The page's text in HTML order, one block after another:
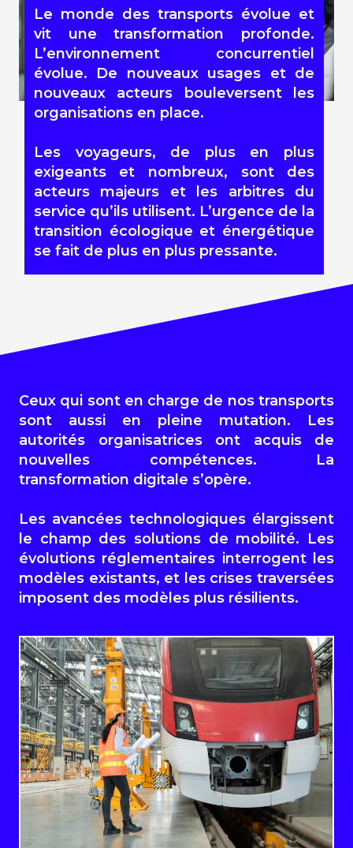
Le monde des transports évolue et
vit une transformation profonde.
L’environnement concurrentiel
évolue. De nouveaux usages et de
nouveaux acteurs bouleversent les
organisations en place.
Les voyageurs, de plus en plus
exigeants et nombreux, sont des
acteurs majeurs et les arbitres du
service qu’ils utilisent. L’urgence de la
transition écologique et énergétique
se fait de plus en plus pressante.
Ceux qui sont en charge de nos transports
sont aussi en pleine mutation. Les
autorités organisatrices ont acquis de
nouvelles compétences. La
transformation digitale s’opère.
Les avancées technologiques élargissent
le champ des solutions de mobilité. Les
évolutions réglementaires interrogent les
modèles existants, et les crises traversées
imposent des modèles plus résilients.